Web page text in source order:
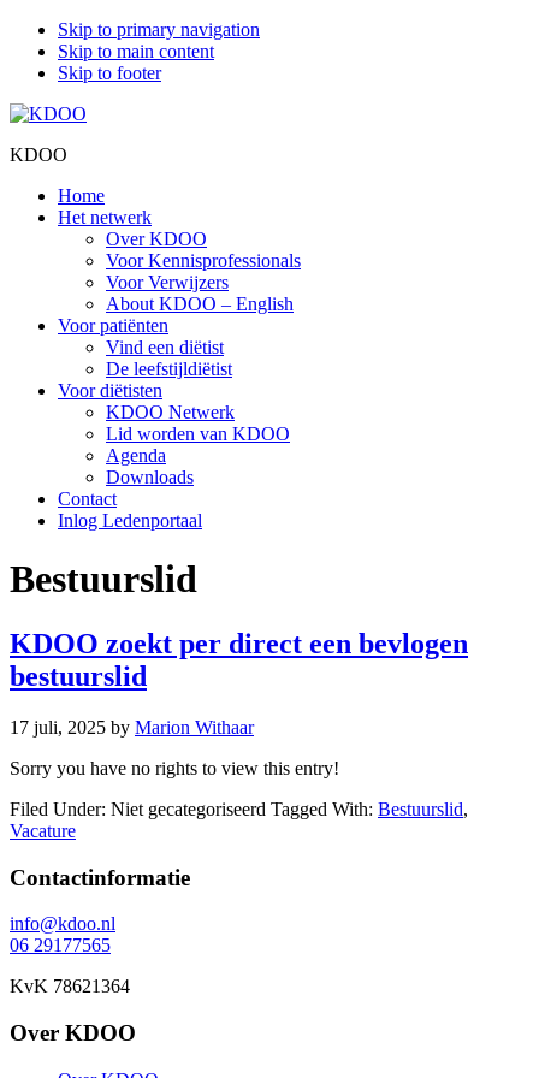
Skip to primary navigation
Skip to main content
Skip to footer
KDOO
Home
Het netwerk
Over KDOO
Voor Kennisprofessionals
Voor Verwijzers
About KDOO – English
Voor patiënten
Vind een diëtist
De leefstijldiëtist
Voor diëtisten
KDOO Netwerk
Lid worden van KDOO
Agenda
Downloads
Contact
Inlog Ledenportaal
Bestuurslid
KDOO zoekt per direct een bevlogen
bestuurslid
17 juli, 2025 by Marion Withaar
Sorry you have no rights to view this entry!
Filed Under: Niet gecategoriseerd Tagged With: Bestuurslid,
Vacature
Footer
Contactinformatie
info@kdoo.nl
06 29177565
KvK 78621364
Over KDOO